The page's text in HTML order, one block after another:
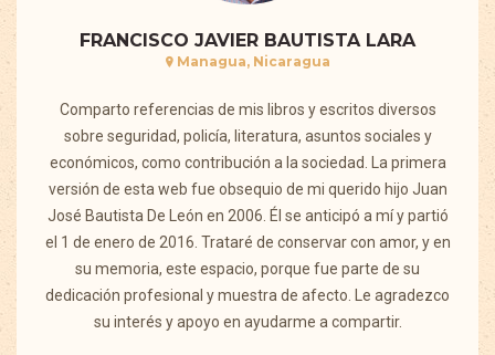
FRANCISCO JAVIER BAUTISTA LARA
Managua, Nicaragua
Comparto referencias de mis libros y escritos diversos
sobre seguridad, policía, literatura, asuntos sociales y
económicos, como contribución a la sociedad. La primera
versión de esta web fue obsequio de mi querido hijo Juan
José Bautista De León en 2006. Él se anticipó a mí y partió
el 1 de enero de 2016. Trataré de conservar con amor, y en
su memoria, este espacio, porque fue parte de su
dedicación profesional y muestra de afecto. Le agradezco
su interés y apoyo en ayudarme a compartir.